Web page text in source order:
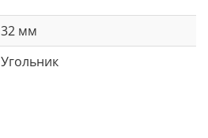
32 мм
Угольник